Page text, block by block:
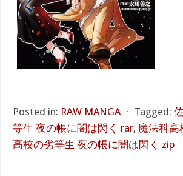
Posted in: RAW MANGA ⋅ Tagged:
等生 夜の帳に闇は閃く rar, 魔法科高
高校の劣等生 夜の帳に闇は閃く zip